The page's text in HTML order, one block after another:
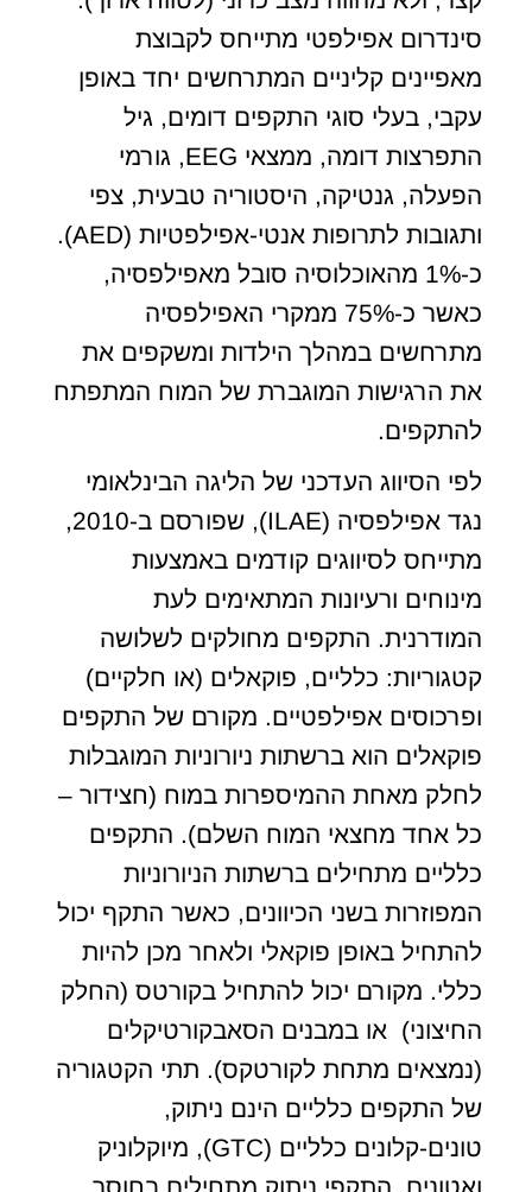
סינדרום אפילפטי מתייחס לקבוצת
מאפיינים קליניים המתרחשים יחד באופן
עקבי, בעלי סוגי התקפים דומים, גיל
התפרצות דומה, ממצאי EEG, גורמי
הפעלה, גנטיקה, היסטוריה טבעית, צפי
ותגובות לתרופות אנטי-אפילפטיות (AED).
כ-1% מהאוכלוסיה סובל מאפילפסיה,
כאשר כ-75% ממקרי האפילפסיה
מתרחשים במהלך הילדות ומשקפים את
את הרגישות המוגברת של המוח המתפתח
להתקפים.
לפי הסיווג העדכני של הליגה הבינלאומי
נגד אפילפסיה (ILAE), שפורסם ב-2010,
מתייחס לסיווגים קודמים באמצעות
מינוחים ורעיונות המתאימים לעת
המודרנית. התקפים מחולקים לשלושה
קטגוריות: כלליים, פוקאלים (או חלקיים)
ופרכוסים אפילפטיים. מקורם של התקפים
פוקאלים הוא ברשתות ניורוניות המוגבלות
לחלק מאחת ההמיספרות במוח (חצידור –
כל אחד מחצאי המוח השלם). התקפים
כלליים מתחילים ברשתות הניורוניות
המפוזרות בשני הכיוונים, כאשר התקף יכול
להתחיל באופן פוקאלי ולאחר מכן להיות
כללי. מקורם יכול להתחיל בקורטס (החלק
החיצוני) או במבנים הסאבקורטיקלים
(נמצאים מתחת לקורטקס). תתי הקטגוריה
של התקפים כלליים הינם ניתוק,
טונים-קלונים כלליים (GTC), מיוקלוניק